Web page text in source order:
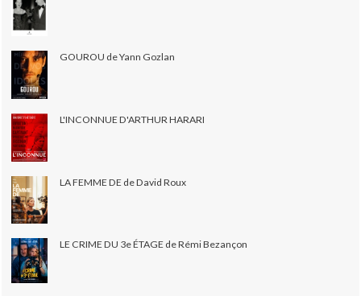
GOUROU de Yann Gozlan
L'INCONNUE D'ARTHUR HARARI
LA FEMME DE de David Roux
LE CRIME DU 3e ÉTAGE de Rémi Bezançon